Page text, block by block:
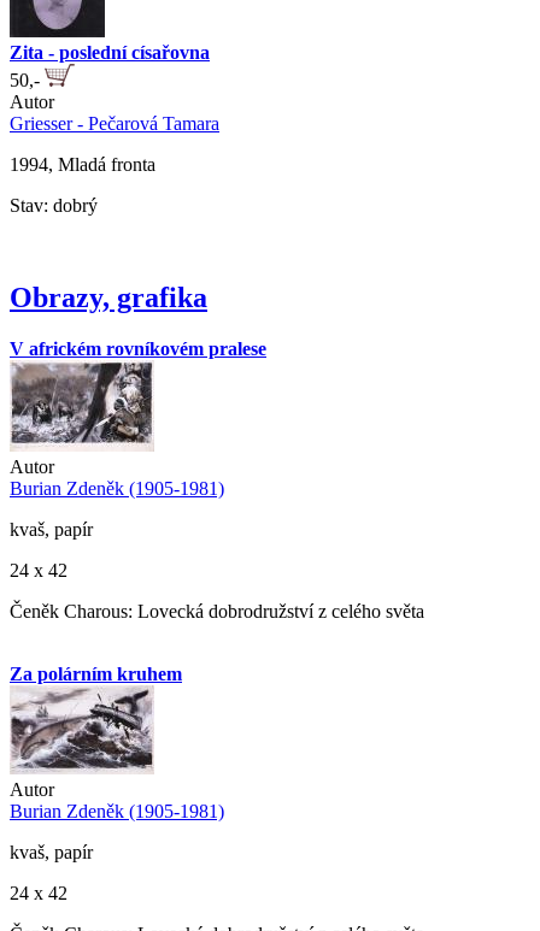
Zita - poslední císařovna
50,-
Autor
Griesser - Pečarová Tamara
1994, Mladá fronta
Stav: dobrý
Obrazy, grafika
V africkém rovníkovém pralese
Autor
Burian Zdeněk (1905-1981)
kvaš, papír
24 x 42
Čeněk Charous: Lovecká dobrodružství z celého světa
Za polárním kruhem
Autor
Burian Zdeněk (1905-1981)
kvaš, papír
24 x 42